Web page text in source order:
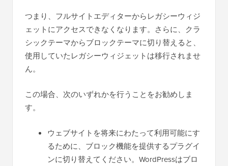
つまり、フルサイトエディターからレガシーウィジ
ェットにアクセスできなくなります。さらに、クラ
シックテーマからブロックテーマに切り替えると、
使用していたレガシーウィジェットは移行されませ
ん。
この場合、次のいずれかを行うことをお勧めしま
す。
ウェブサイトを将来にわたって利用可能にす
るために、ブロック機能を提供するプラグイ
ンに切り替えてください。WordPressはブロ